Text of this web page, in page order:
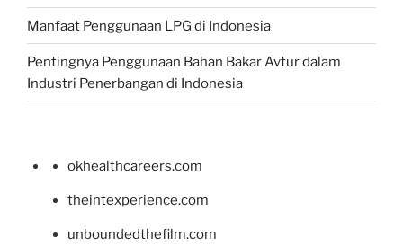
Manfaat Penggunaan LPG di Indonesia
Pentingnya Penggunaan Bahan Bakar Avtur dalam
Industri Penerbangan di Indonesia
okhealthcareers.com
theintexperience.com
unboundedthefilm.com